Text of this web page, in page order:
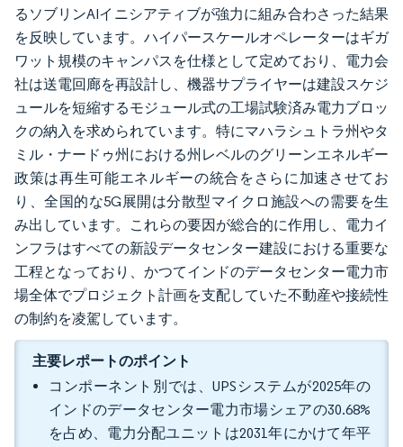
るソブリンAIイニシアティブが強力に組み合わさった結果
を反映しています。ハイパースケールオペレーターはギガ
ワット規模のキャンパスを仕様として定めており、電力会
社は送電回廊を再設計し、機器サプライヤーは建設スケジ
ュールを短縮するモジュール式の工場試験済み電力ブロッ
クの納入を求められています。特にマハラシュトラ州やタ
ミル・ナードゥ州における州レベルのグリーンエネルギー
政策は再生可能エネルギーの統合をさらに加速させてお
り、全国的な5G展開は分散型マイクロ施設への需要を生
み出しています。これらの要因が総合的に作用し、電力イ
ンフラはすべての新設データセンター建設における重要な
工程となっており、かつてインドのデータセンター電力市
場全体でプロジェクト計画を支配していた不動産や接続性
の制約を凌駕しています。
主要レポートのポイント
コンポーネント別では、UPSシステムが2025年の
インドのデータセンター電力市場シェアの30.68%
を占め、電力分配ユニットは2031年にかけて年平